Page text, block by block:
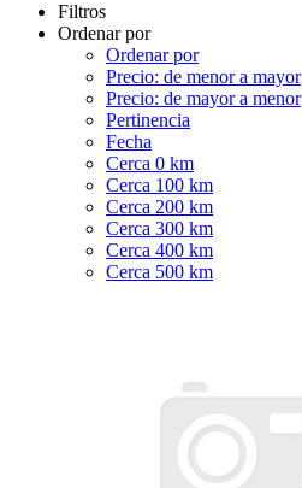
Filtros
Ordenar por
Ordenar por
Precio: de menor a mayor
Precio: de mayor a menor
Pertinencia
Fecha
Cerca 0 km
Cerca 100 km
Cerca 200 km
Cerca 300 km
Cerca 400 km
Cerca 500 km